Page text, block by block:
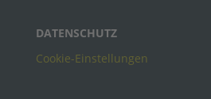
DATENSCHUTZ
Cookie-Einstellungen